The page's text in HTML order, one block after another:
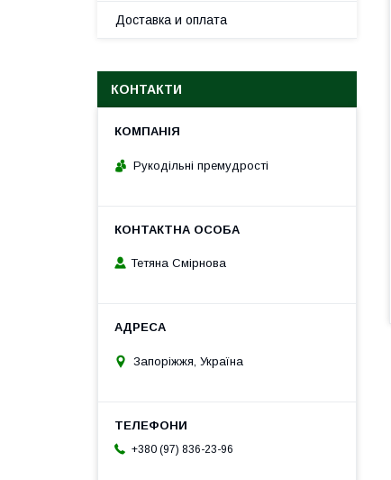
Доставка и оплата
КОНТАКТИ
Рукодільні премудрості
Тетяна Смірнова
Запоріжжя, Україна
+380 (97) 836-23-96